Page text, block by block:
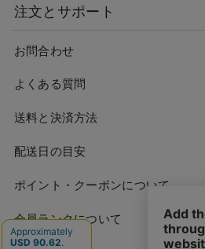
注文とサポート
お問合わせ
よくある質問
送料と決済方法
配送日の目安
ポイント・クーポンについて
会員ランクについて